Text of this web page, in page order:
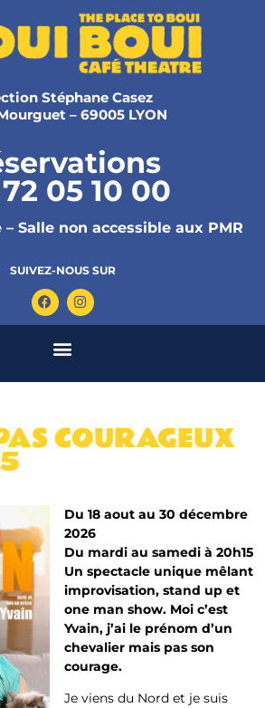
Stéphane Casez
– 69005 LYON
05 10 00
Salle non accessible aux PMR
SUIVEZ-NOUS SUR
COURAGEUX
Du 18 aout au 30 décembre
2026
Du mardi au samedi à 20h15
Un spectacle unique mêlant
improvisation, stand up et
one man show. Moi c’est
Yvain, j’ai le prénom d’un
chevalier mais pas son
courage.
Je viens du Nord et je suis